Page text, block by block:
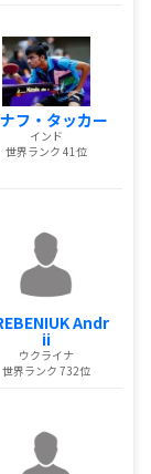
フ・タッカー
インド
世界ランク 41位
Andr
ii
ウクライナ
世界ランク 732位